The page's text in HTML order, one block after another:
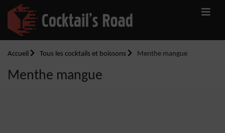
Accueil Tous les cocktails et boissons Menthe mangue
Menthe mangue